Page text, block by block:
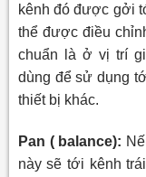
kênh đó được gởi
thể được điều
chuẩn là ở vị trí
dùng để sử dụng
thiết bị khác.
Pan ( balance):
này sẽ tới kênh